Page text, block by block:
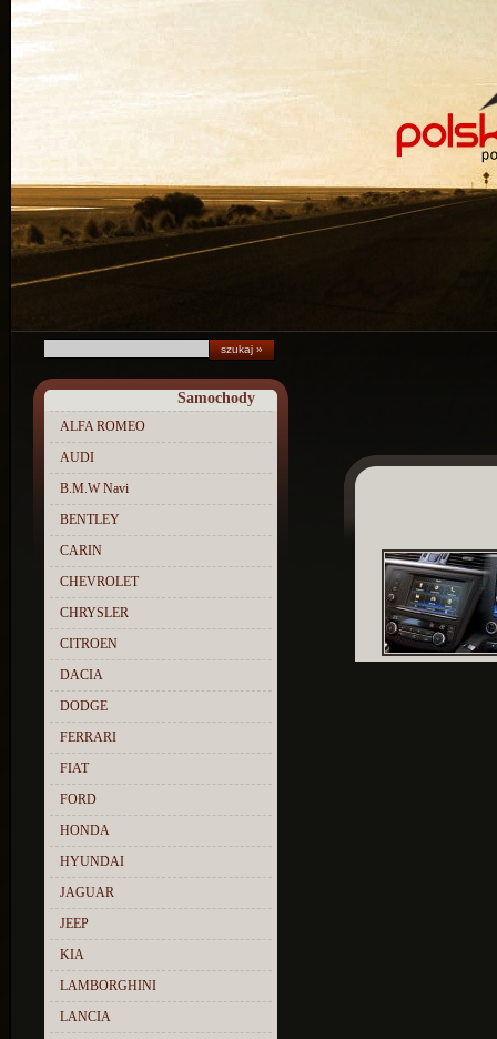
Samochody
ALFA ROMEO
AUDI
B.M.W Navi
BENTLEY
CARIN
CHEVROLET
CHRYSLER
CITROEN
DACIA
DODGE
FERRARI
FIAT
FORD
HONDA
HYUNDAI
JAGUAR
JEEP
KIA
LAMBORGHINI
LANCIA